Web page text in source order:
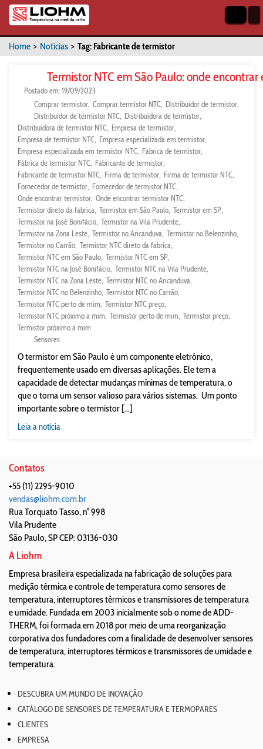
Home > Notícias > Tag: Fabricante de termistor
Termistor NTC em São Paulo: onde encontrar
Postado em: 19/09/2023
Comprar termistor Comprar termistor NTC Distribuidor de termistor
Distribuidor de termistor NTC Distribuidora de termistor
Distribuidora de termistor NTC Empresa de termistor
Empresa de termistor NTC Empresa especializada em termistor
Empresa especializada em termistor NTC Fábrica de termistor
Fábrica de termistor NTC Fabricante de termistor
Fabricante de termistor NTC Firma de termistor Firma de termistor NTC
Fornecedor de termistor Fornecedor de termistor NTC
Onde encontrar termistor Onde encontrar termistor NTC
Termistor direto da fabrica Termistor em São Paulo Termistor em SP
Termistor na José Bonifácio Termistor na Vila Prudente
Termistor na Zona Leste Termistor no Aricanduva Termistor no Belenzinho
Termistor no Carrão Termistor NTC direto da fabrica
Termistor NTC em São Paulo Termistor NTC em SP
Termistor NTC na José Bonifácio Termistor NTC na Vila Prudente
Termistor NTC na Zona Leste Termistor NTC no Aricanduva
Termistor NTC no Belenzinho Termistor NTC no Carrão
Termistor NTC perto de mim Termistor NTC preço
Termistor NTC próximo a mim Termistor perto de mim Termistor preço
Termistor próximo a mim
Sensores
O termistor em São Paulo é um componente eletrônico,
frequentemente usado em diversas aplicações. Ele tem a
capacidade de detectar mudanças mínimas de temperatura, o
que o torna um sensor valioso para vários sistemas. Um ponto
importante sobre o termistor [...]
Leia a notícia
Contatos
+55 (11) 2295-9010
vendas@liohm.com.br
Rua Torquato Tasso, n° 998
Vila Prudente
São Paulo,SPCEP: 03136-030
A Liohm
Empresa brasileira especializada na fabricação de soluções para
medição térmica e controle de temperatura como sensores de
temperatura, interruptores térmicos e transmissores de temperatura
e umidade. Fundada em 2003 inicialmente sob o nome de ADD-
THERM, foi formada em 2018 por meio de uma reorganização
corporativa dos fundadores com a finalidade de desenvolver sensores
de temperatura, interruptores térmicos e transmissores de umidade e
temperatura.
DESCUBRA UM MUNDO DE INOVAÇÃO
CATÁLOGO DE SENSORES DE TEMPERATURA E TERMOPARES
CLIENTES
EMPRESA